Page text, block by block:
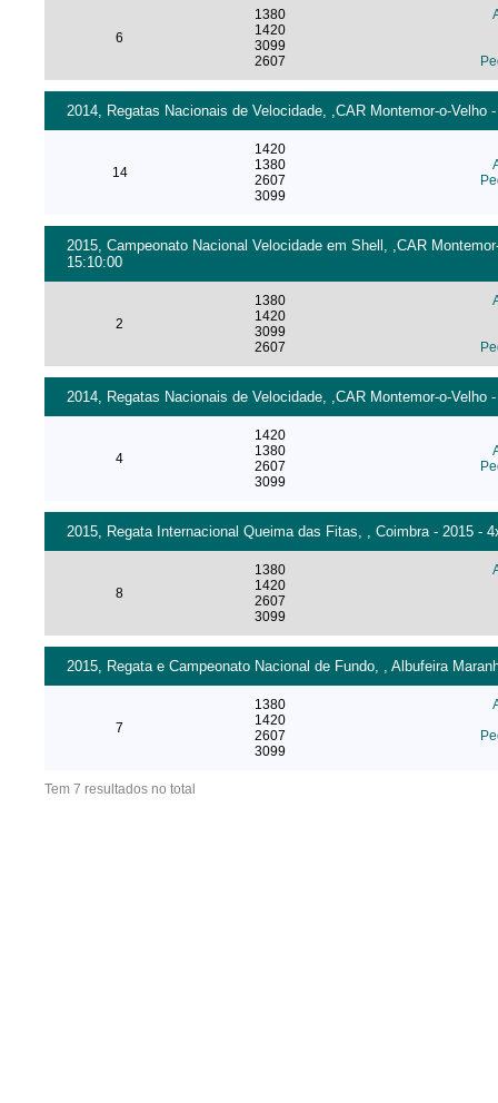
6
1380
1420
3099
2607
2014, Regatas Nacionais de Velocidade, ,CAR Montemor-o-
14
1420
1380
2607
3099
2015, Campeonato Nacional Velocidade em Shell, ,CAR
15:10:00
2
1380
1420
3099
2607
2014, Regatas Nacionais de Velocidade, ,CAR Montemor-o-
4
1420
1380
2607
3099
2015, Regata Internacional Queima das Fitas, , Coimbra - 2015 -
8
1380
1420
2607
3099
2015, Regata e Campeonato Nacional de Fundo, , Albufeira
7
1380
1420
2607
3099
Tem 7 resultados no total